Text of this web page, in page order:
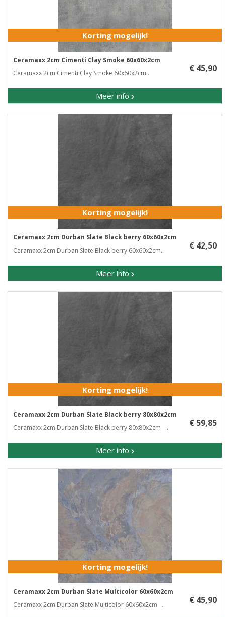
Korting mogelijk!
Ceramaxx 2cm Cimenti Clay Smoke 60x60x2cm
Ceramaxx 2cm Cimenti Clay Smoke 60x60x2cm..
Meer info
€ 45,90
Korting mogelijk!
Ceramaxx 2cm Durban Slate Black berry 60x60x2cm
Ceramaxx 2cm Durban Slate Black berry 60x60x2cm..
Meer info
€ 42,50
Korting mogelijk!
Ceramaxx 2cm Durban Slate Black berry 80x80x2cm
Ceramaxx 2cm Durban Slate Black berry 80x80x2cm ..
Meer info
€ 59,85
Korting mogelijk!
Ceramaxx 2cm Durban Slate Multicolor 60x60x2cm
Ceramaxx 2cm Durban Slate Multicolor 60x60x2cm ..
€ 45,90